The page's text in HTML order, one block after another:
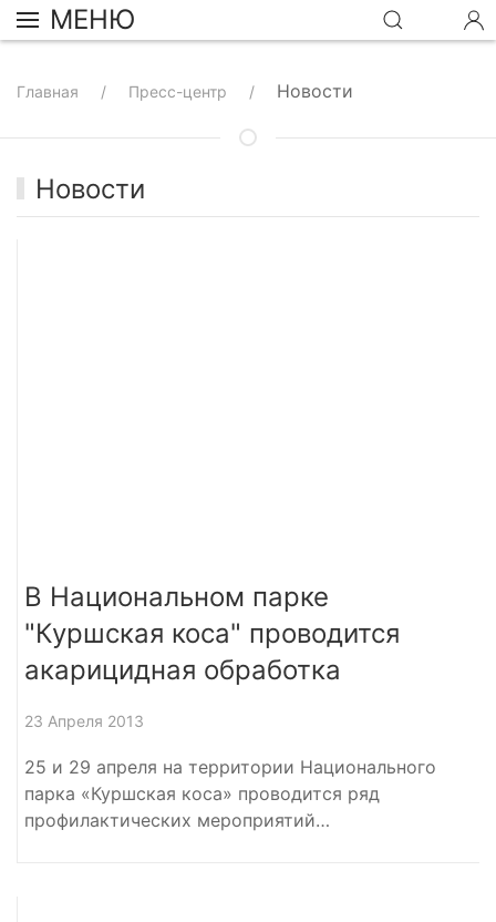
МЕНЮ
Главная Пресс-центр Новости
Новости
В Национальном парке
"Куршская коса" проводится
акарицидная обработка
23 Апреля 2013
25 и 29 апреля на территории Национального
парка «Куршская коса» проводится ряд
профилактических мероприятий…